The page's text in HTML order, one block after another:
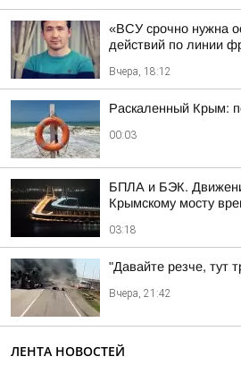
«ВСУ срочно нужна
действий по линии
Вчера, 18:12
Раскаленный Крым:
00:03
БПЛА и БЭК.
Крымскому мосту
03:18
"Давайте резче, тут
Вчера, 21:42
ЛЕНТА НОВОСТЕЙ